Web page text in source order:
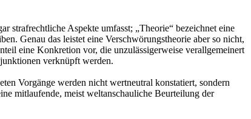
strafrechtliche Aspekte umfasst; „Theorie“ bezeichnet eine
Genau das leistet eine Verschwörungstheorie aber so nicht,
eine Konkretion vor, die unzulässigerweise verallgemeinert
verknüpft werden.
Vorgänge werden nicht wertneutral konstatiert, sondern
mitlaufende, meist weltanschauliche Beurteilung der